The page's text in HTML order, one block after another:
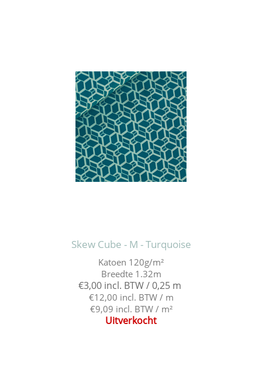
Skew Cube - M - Turquoise
Katoen 120g/m²
Breedte 1.32m
€3,00 incl. BTW / 0,25 m
€12,00 incl. BTW / m
€9,09 incl. BTW / m²
Uitverkocht